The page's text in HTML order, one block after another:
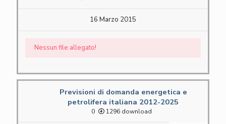
16 Marzo 2015
Nessun file allegato!
Previsioni di domanda energetica e
petrolifera italiana 2012-2025
0 1296 download